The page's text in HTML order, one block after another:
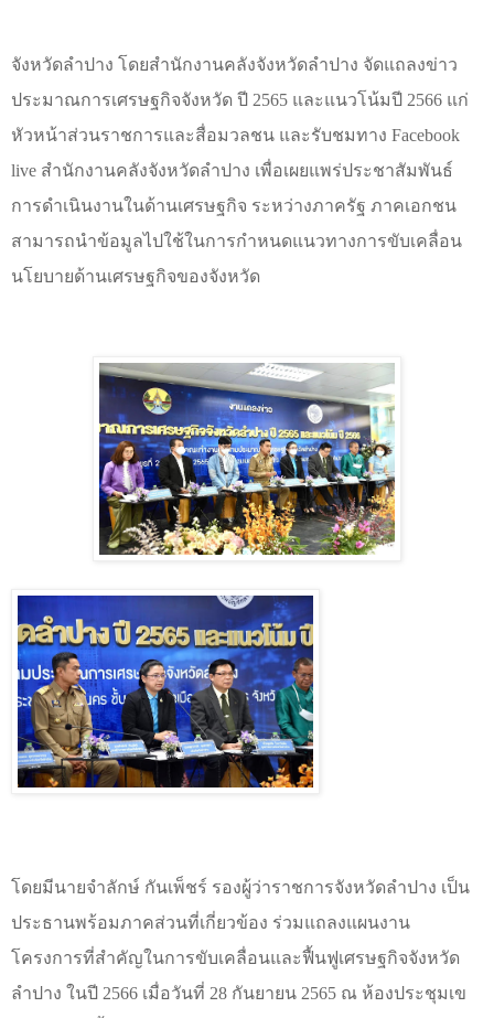
จังหวัดลำปาง โดยสำนักงานคลังจังหวัดลำปาง จัดแถลงข่าว
ประมาณการเศรษฐกิจจังหวัด ปี 2565 และแนวโน้มปี 2566 แก่
หัวหน้าส่วนราชการและสื่อมวลชน และรับชมทาง Facebook
live สำนักงานคลังจังหวัดลำปาง เพื่อเผยแพร่ประชาสัมพันธ์
การดำเนินงานในด้านเศรษฐกิจ ระหว่างภาครัฐ ภาคเอกชน
สามารถนำข้อมูลไปใช้ในการกำหนดแนวทางการขับเคลื่อน
นโยบายด้านเศรษฐกิจของจังหวัด
โดยมีนายจำลักษ์ กันเพ็ชร์ รองผู้ว่าราชการจังหวัดลำปาง เป็น
ประธานพร้อมภาคส่วนที่เกี่ยวข้อง ร่วมแถลงแผนงาน
โครงการที่สำคัญในการขับเคลื่อนและฟื้นฟูเศรษฐกิจจังหวัด
ลำปาง ในปี 2566 เมื่อวันที่ 28 กันยายน 2565 ณ ห้องประชุมเข